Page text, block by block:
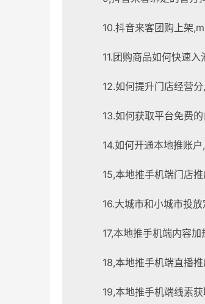
10.抖音来客团购上架
11.团购商品如何快速
12.如何提升门店经营
13.如何获取平台免费
14.如何开通本地推账
15,本地推手机端门店
16.大城市和小城市投
17,本地推手机端内容
18,本地推手机端直播
19,本地推手机端线素